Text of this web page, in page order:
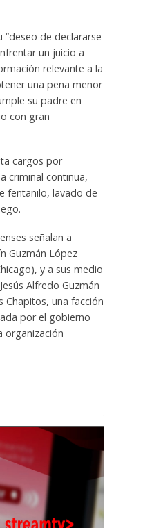
“deseo de declararse
un juicio a
relevante a la
una pena menor
su padre en
con gran
cargos por
criminal continua,
fentanilo, lavado de
señalan a
Guzmán López
y a sus medio
Alfredo Guzmán
Chapitos, una facción
por el gobierno
organización